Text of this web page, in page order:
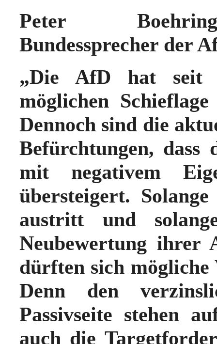
Peter
Bundessprecher der
„Die AfD hat seit
möglichen
Dennoch sind die
Befürchtungen, dass
mit negativem
übersteigert.
austritt und
Neubewertung ihrer
dürften sich mögliche
Denn den
Passivseite stehen
auch die